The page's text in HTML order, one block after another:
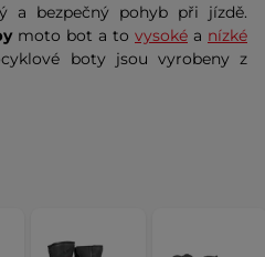
a bezpečný pohyb při jízdě.
moto bot a to vysoké a nízké
boty jsou vyrobeny z